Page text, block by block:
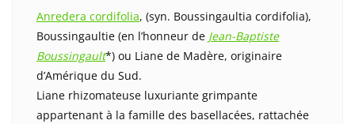
Anredera cordifolia, (syn. Boussingaultia cordifolia),
Boussingaultie (en l’honneur de Jean-Baptiste
Boussingault*) ou Liane de Madère, originaire
d’Amérique du Sud.
Liane rhizomateuse luxuriante grimpante
appartenant à la famille des basellacées, rattachée